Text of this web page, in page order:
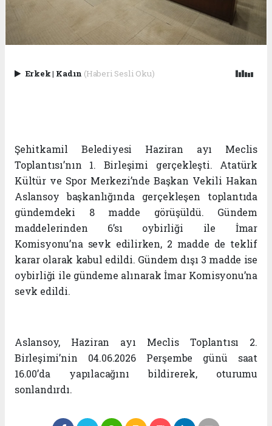
Erkek| Kadın (Haberi Sesli Oku)
Şehitkamil Belediyesi Haziran ayı Meclis
Toplantısı’nın 1. Birleşimi gerçekleşti. Atatürk
Kültür ve Spor Merkezi’nde Başkan Vekili Hakan
Aslansoy başkanlığında gerçekleşen toplantıda
gündemdeki 8 madde görüşüldü. Gündem
maddelerinden 6’sı oybirliği ile İmar
Komisyonu’na sevk edilirken, 2 madde de teklif
karar olarak kabul edildi. Gündem dışı 3 madde ise
oybirliği ile gündeme alınarak İmar Komisyonu’na
sevk edildi.
Aslansoy, Haziran ayı Meclis Toplantısı 2.
Birleşimi’nin 04.06.2026 Perşembe günü saat
16.00’da yapılacağını bildirerek, oturumu
sonlandırdı.